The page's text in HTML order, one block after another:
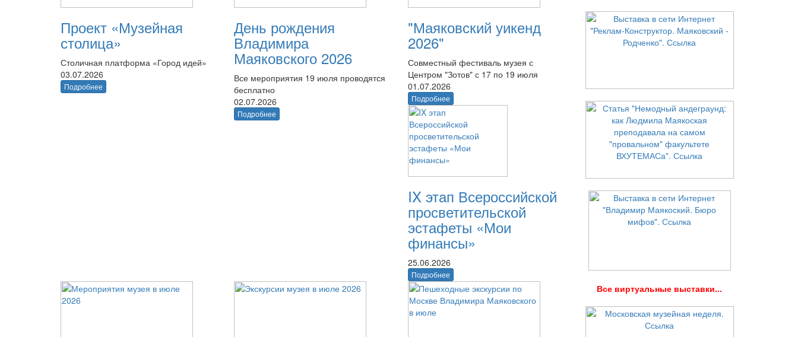
Проект «Музейная
столица»
Столичная платформа «Город идей»
03.07.2026
Подробнее
День рождения
Владимира
Маяковского 2026
Все мероприятия 19 июля проводятся
бесплатно
02.07.2026
Подробнее
"Маяковский уикенд
2026"
Совместный фестиваль музея с
Центром "Зотов" с 17 по 19 июля
01.07.2026
Подробнее
IX этап Всероссийской
просветительской
эстафеты «Мои
финансы»
25.06.2026
Подробнее
Все виртуальные выставки...